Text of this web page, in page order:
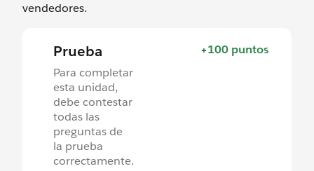
vendedores.